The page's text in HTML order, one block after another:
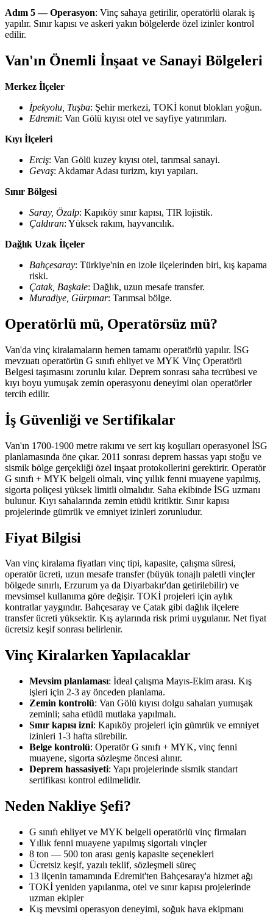
Adım 5 — Operasyon: Vinç sahaya getirilir, operatörlü olarak iş
yapılır. Sınır kapısı ve askeri yakın bölgelerde özel izinler kontrol
edilir.
Van'ın Önemli İnşaat ve Sanayi Bölgeleri
Merkez İlçeler
İpekyolu, Tuşba: Şehir merkezi, TOKİ konut blokları yoğun.
Edremit: Van Gölü kıyısı otel ve sayfiye yatırımları.
Kıyı İlçeleri
Erciş: Van Gölü kuzey kıyısı otel, tarımsal sanayi.
Gevaş: Akdamar Adası turizm, kıyı yapıları.
Sınır Bölgesi
Saray, Özalp: Kapıköy sınır kapısı, TIR lojistik.
Çaldıran: Yüksek rakım, hayvancılık.
Dağlık Uzak İlçeler
Bahçesaray: Türkiye'nin en izole ilçelerinden biri, kış kapama
riski.
Çatak, Başkale: Dağlık, uzun mesafe transfer.
Muradiye, Gürpınar: Tarımsal bölge.
Operatörlü mü, Operatörsüz mü?
Van'da vinç kiralamaların hemen tamamı operatörlü yapılır. İSG
mevzuatı operatörün G sınıfı ehliyet ve MYK Vinç Operatörü
Belgesi taşımasını zorunlu kılar. Deprem sonrası saha tecrübesi ve
kıyı boyu yumuşak zemin operasyonu deneyimi olan operatörler
tercih edilir.
İş Güvenliği ve Sertifikalar
Van'ın 1700-1900 metre rakımı ve sert kış koşulları operasyonel İSG
planlamasında öne çıkar. 2011 sonrası deprem hassas yapı stoğu ve
sismik bölge gerçekliği özel inşaat protokollerini gerektirir. Operatör
G sınıfı + MYK belgeli olmalı, vinç yıllık fenni muayene yapılmış,
sigorta poliçesi yüksek limitli olmalıdır. Saha ekibinde İSG uzmanı
bulunur. Kıyı sahalarında zemin etüdü kritiktir. Sınır kapısı
projelerinde gümrük ve emniyet izinleri zorunludur.
Fiyat Bilgisi
Van vinç kiralama fiyatları vinç tipi, kapasite, çalışma süresi,
operatör ücreti, uzun mesafe transfer (büyük tonajlı paletli vinçler
bölgede sınırlı, Erzurum ya da Diyarbakır'dan getirilebilir) ve
mevsimsel kullanıma göre değişir. TOKİ projeleri için aylık
kontratlar yaygındır. Bahçesaray ve Çatak gibi dağlık ilçelere
transfer ücreti yüksektir. Kış aylarında risk primi uygulanır. Net fiyat
ücretsiz keşif sonrası belirlenir.
Vinç Kiralarken Yapılacaklar
Mevsim planlaması: İdeal çalışma Mayıs-Ekim arası. Kış
işleri için 2-3 ay önceden planlama.
Zemin kontrolü: Van Gölü kıyısı dolgu sahaları yumuşak
zeminli; saha etüdü mutlaka yapılmalı.
Sınır kapısı izni: Kapıköy projeleri için gümrük ve emniyet
izinleri 1-3 hafta sürebilir.
Belge kontrolü: Operatör G sınıfı + MYK, vinç fenni
muayene, sigorta sözleşme öncesi alınır.
Deprem hassasiyeti: Yapı projelerinde sismik standart
sertifikası kontrol edilmelidir.
Neden Nakliye Şefi?
G sınıfı ehliyet ve MYK belgeli operatörlü vinç firmaları
Yıllık fenni muayene yapılmış sigortalı vinçler
8 ton — 500 ton arası geniş kapasite seçenekleri
Ücretsiz keşif, yazılı teklif, sözleşmeli süreç
13 ilçenin tamamında Edremit'ten Bahçesaray'a hizmet ağı
TOKİ yeniden yapılanma, otel ve sınır kapısı projelerinde
uzman ekipler
Kış mevsimi operasyon deneyimi, soğuk hava ekipmanı